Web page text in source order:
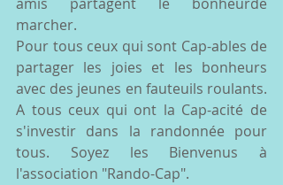
amis partagent le bonheurde
marcher.
Pour tous ceux qui sont Cap-ables de
partager les joies et les bonheurs
avec des jeunes en fauteuils roulants.
A tous ceux qui ont la Cap-acité de
s'investir dans la randonnée pour
tous. Soyez les Bienvenus à
l'association "Rando-Cap".